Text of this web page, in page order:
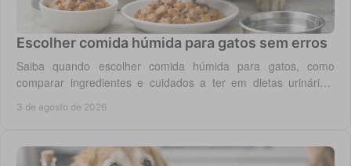
Escolher comida húmida para gatos sem erros
Saiba quando escolher comida húmida para gatos, como
comparar ingredientes e cuidados a ter em dietas urinárias,
3 de agosto de 2026